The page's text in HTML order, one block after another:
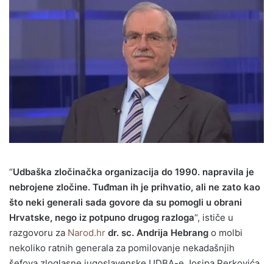
“Udbaška zločinačka organizacija do 1990. napravila je
nebrojene zločine. Tuđman ih je prihvatio, ali ne zato kao
što neki generali sada govore da su pomogli u obrani
Hrvatske, nego iz potpuno drugog razloga“, ističe u
razgovoru za Narod.hr dr. sc. Andrija Hebrang o molbi
nekoliko ratnih generala za pomilovanje nekadašnjih